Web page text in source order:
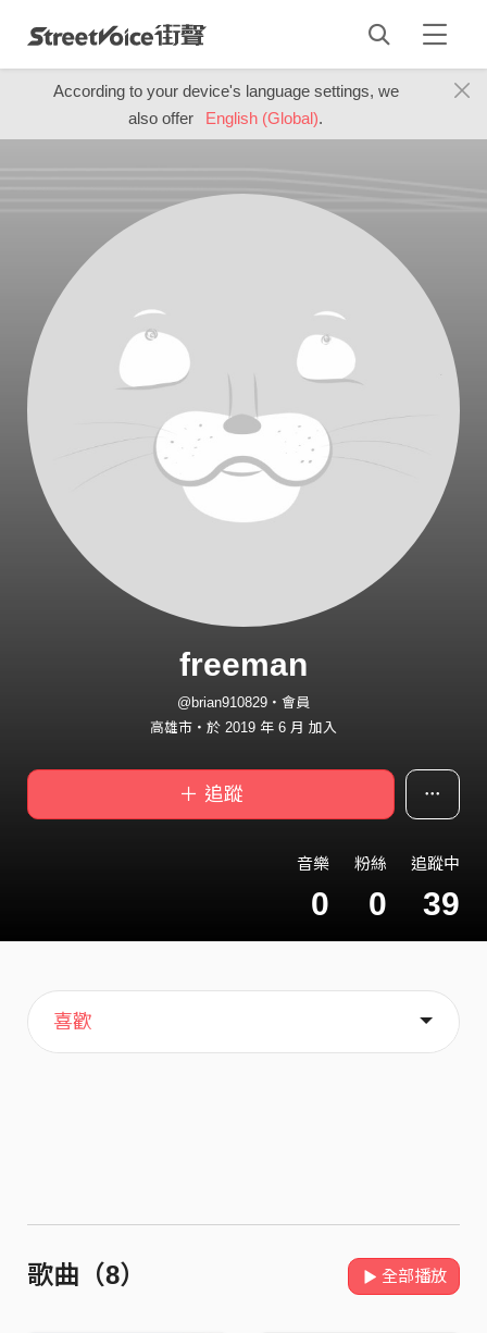
According to your device's language settings, we
also offer
English (Global).
freeman
@brian910829・會員
高雄市・於 2019 年 6 月 加入
＋ 追蹤
音樂
0
粉絲
0
追蹤中
39
主頁
歌單
喜歡
關於
歌曲（8） 全部播放